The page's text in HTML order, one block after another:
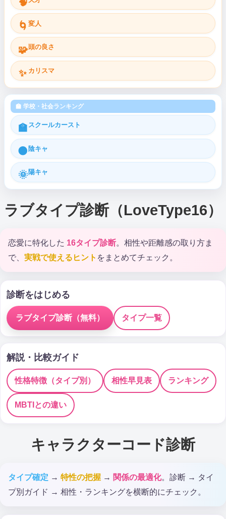
🧠
🌀 変人
🧩頭の良さ
✨ カリスマ
🏫 学校・社会ランキング
🏫 スクールカースト
🌑陰キャ
🌞 陽キャ
ラブタイプ診断（LoveType16）
恋愛に特化した 16タイプ診断。相性や距離感の取り方ま
で、 実戦で使えるヒント をまとめてチェック。
診断をはじめる
ラブタイプ診断（無料） タイプ一覧
解説・比較ガイド
性格特徴（タイプ別） 相性早見表 ランキング
MBTIとの違い
キャラクターコード診断
タイプ確定 → 特性の把握 → 関係の最適化。診断 → タイ
プ別ガイド → 相性・ランキングを横断的にチェック。